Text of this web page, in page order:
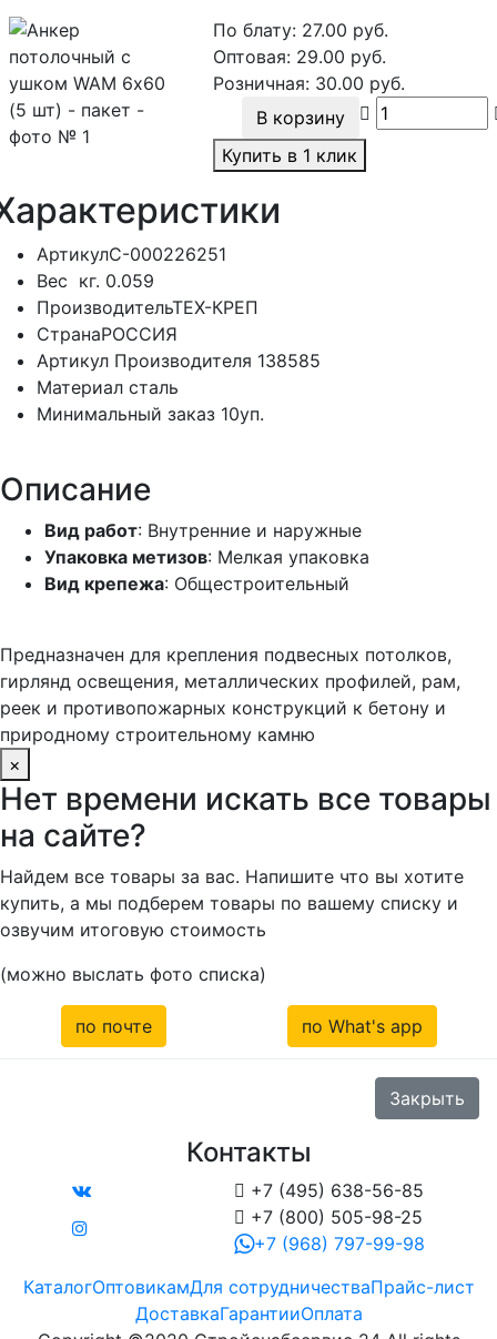
АртикулС-000226251
Вес кг. 0.059
ПроизводительТЕХ-КРЕП
СтранаРОССИЯ
Артикул Производителя 138585
Материал сталь
Минимальный заказ 10уп.
По блату: 27.00 руб.
Оптовая: 29.00 руб.
Розничная: 30.00 руб.
В корзину
Купить в 1 клик
Описание
Вид работ: Внутренние и наружные
Упаковка метизов: Мелкая упаковка
Вид крепежа: Общестроительный
Предназначен для крепления подвесных потолков,
гирлянд освещения, металлических профилей, рам,
реек и противопожарных конструкций к бетону и
природному строительному камню
×
Нет времени искать все товары
на сайте?
Найдем все товары за вас. Напишите что вы хотите
купить, а мы подберем товары по вашему списку и
озвучим итоговую стоимость
(можно выслать фото списка)
по почте по What's app
Закрыть
Контакты
 +7 (495) 638-56-85
 +7 (800) 505-98-25
+7 (968) 797-99-98
КаталогОптовикамДля сотрудничестваПрайс-лист
ДоставкаГарантииОплата